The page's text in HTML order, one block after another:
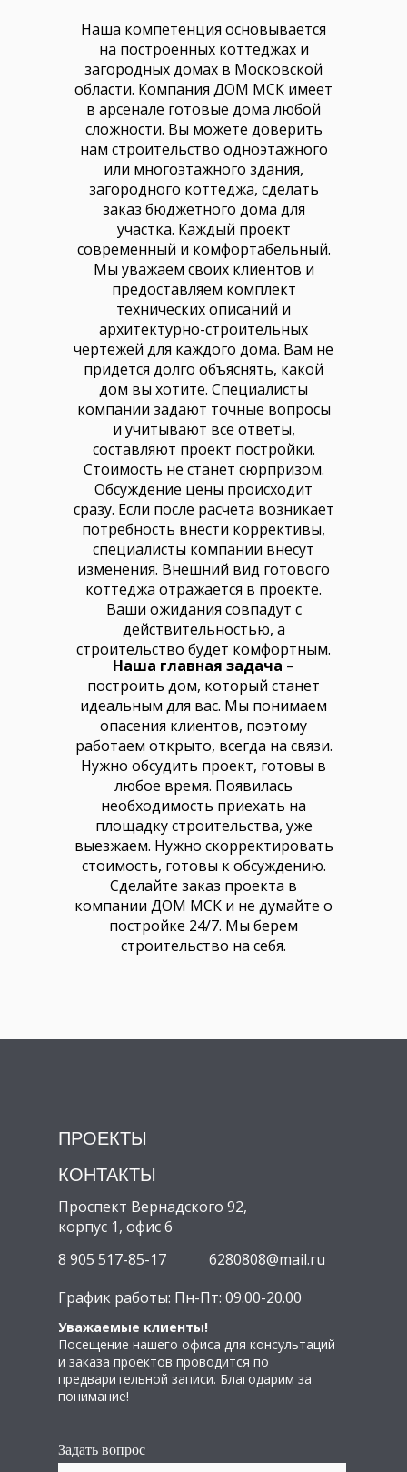
Наша компетенция основывается
на построенных коттеджах и
загородных домах в Московской
области. Компания ДОМ МСК имеет
в арсенале готовые дома любой
сложности. Вы можете доверить
нам строительство одноэтажного
или многоэтажного здания,
загородного коттеджа, сделать
заказ бюджетного дома для
участка. Каждый проект
современный и комфортабельный.
Мы уважаем своих клиентов и
предоставляем комплект
технических описаний и
архитектурно-строительных
чертежей для каждого дома. Вам не
придется долго объяснять, какой
дом вы хотите. Специалисты
компании задают точные вопросы
и учитывают все ответы,
составляют проект постройки.
Стоимость не станет сюрпризом.
Обсуждение цены происходит
сразу. Если после расчета возникает
потребность внести коррективы,
специалисты компании внесут
изменения. Внешний вид готового
коттеджа отражается в проекте.
Ваши ожидания совпадут с
действительностью, а
строительство будет комфортным.
Наша главная задача –
построить дом, который станет
идеальным для вас. Мы понимаем
опасения клиентов, поэтому
работаем открыто, всегда на связи.
Нужно обсудить проект, готовы в
любое время. Появилась
необходимость приехать на
площадку строительства, уже
выезжаем. Нужно скорректировать
стоимость, готовы к обсуждению.
Сделайте заказ проекта в
компании ДОМ МСК и не думайте о
постройке 24/7. Мы берем
строительство на себя.
Проспект Вернадского 92,
корпус 1, офис 6
8 905 517-85-17
График работы: Пн-Пт: 09.00-20.00
Уважаемые клиенты!
Посещение нашего офиса для консультаций
и заказа проектов проводится по
предварительной записи. Благодарим за
понимание!
6280808@mail.ru
Задать вопрос
ПРОЕКТЫ
КОНТАКТЫ